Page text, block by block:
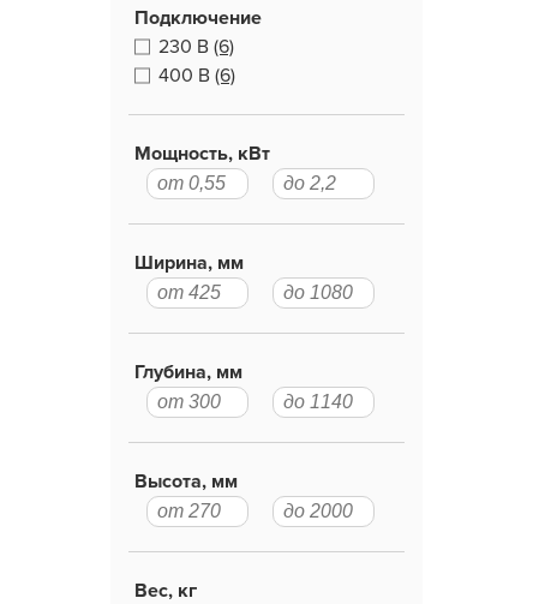
Подключение
230 В (6)
400 В (6)
Мощность, кВт
Ширина, мм
Глубина, мм
Высота, мм
Вес, кг